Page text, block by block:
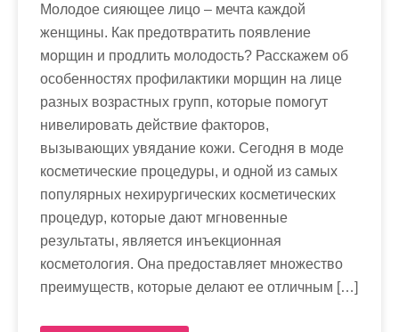
Молодое сияющее лицо – мечта каждой
женщины. Как предотвратить появление
морщин и продлить молодость? Расскажем об
особенностях профилактики морщин на лице
разных возрастных групп, которые помогут
нивелировать действие факторов,
вызывающих увядание кожи. Сегодня в моде
косметические процедуры, и одной из самых
популярных нехирургических косметических
процедур, которые дают мгновенные
результаты, является инъекционная
косметология. Она предоставляет множество
преимуществ, которые делают ее отличным […]